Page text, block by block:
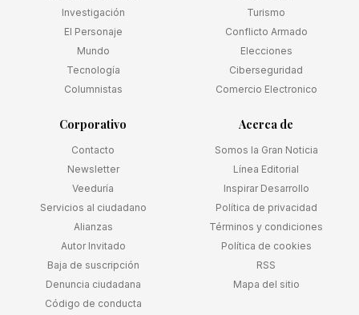
Investigación
El Personaje
Mundo
Tecnología
Columnistas
Turismo
Conflicto Armado
Elecciones
Ciberseguridad
Comercio Electronico
Corporativo
Contacto
Newsletter
Veeduría
Servicios al ciudadano
Alianzas
Autor Invitado
Baja de suscripción
Denuncia ciudadana
Código de conducta
Acerca de
Somos la Gran Noticia
Línea Editorial
Inspirar Desarrollo
Política de privacidad
Términos y condiciones
Política de cookies
RSS
Mapa del sitio